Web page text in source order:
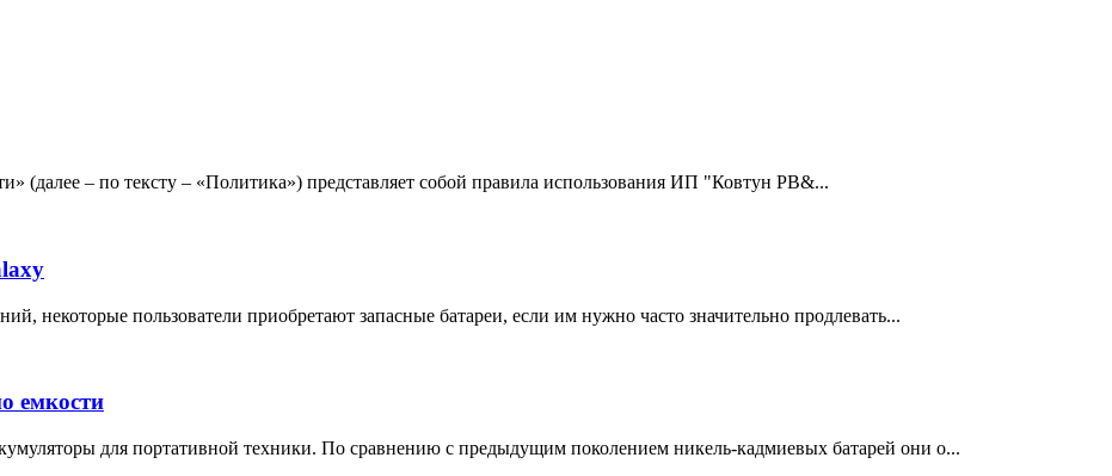
(далее – по тексту – «Политика») представляет собой правила использования ИП "Ковтун РВ&...
некоторые пользователи приобретают запасные батареи, если им нужно часто значительно продлевать...
емкости
для портативной техники. По сравнению с предыдущим поколением никель-кадмиевых батарей они о...